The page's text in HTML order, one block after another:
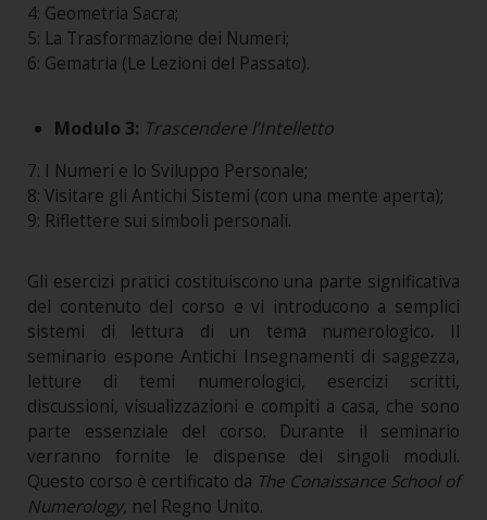
4: Geometria Sacra;
5: La Trasformazione dei Numeri;
6: Gematria (Le Lezioni del Passato).
Modulo 3: Trascendere l’Intelletto
7: I Numeri e lo Sviluppo Personale;
8: Visitare gli Antichi Sistemi (con una mente aperta);
9: Riflettere sui simboli personali.
Gli esercizi pratici costituiscono una parte significativa
del contenuto del corso e vi introducono a semplici
sistemi di lettura di un tema numerologico. Il
seminario espone Antichi Insegnamenti di saggezza,
letture di temi numerologici, esercizi scritti,
discussioni, visualizzazioni e compiti a casa, che sono
parte essenziale del corso. Durante il seminario
verranno fornite le dispense dei singoli moduli.
Questo corso è certificato da The Conaissance School of
Numerology, nel Regno Unito.